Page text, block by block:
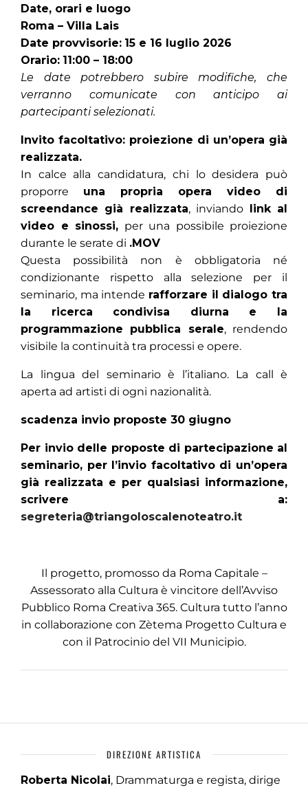
Date, orari e luogo
Roma – Villa Lais
Date provvisorie: 15 e 16 luglio 2026
Orario: 11:00 – 18:00
Le date potrebbero subire modifiche, che
verranno comunicate con anticipo ai
partecipanti selezionati.
Invito facoltativo: proiezione di un’opera già
realizzata.
In calce alla candidatura, chi lo desidera può
proporre una propria opera video di
screendance già realizzata, inviando link al
video e sinossi, per una possibile proiezione
durante le serate di .MOV
Questa possibilità non è obbligatoria né
condizionante rispetto alla selezione per il
seminario, ma intende rafforzare il dialogo tra
la ricerca condivisa diurna e la
programmazione pubblica serale, rendendo
visibile la continuità tra processi e opere.
La lingua del seminario è l’italiano. La call è
aperta ad artisti di ogni nazionalità.
scadenza invio proposte 30 giugno
Per invio delle proposte di partecipazione al
seminario, per l’invio facoltativo di un’opera
già realizzata e per qualsiasi informazione,
scrivere a:
segreteria@triangoloscalenoteatro.it
Il progetto, promosso da Roma Capitale –
Assessorato alla Cultura è vincitore dell’Avviso
Pubblico Roma Creativa 365. Cultura tutto l’anno
in collaborazione con Zètema Progetto Cultura e
con il Patrocinio del VII Municipio.
DIREZIONE ARTISTICA
Roberta Nicolai, Drammaturga e regista, dirige